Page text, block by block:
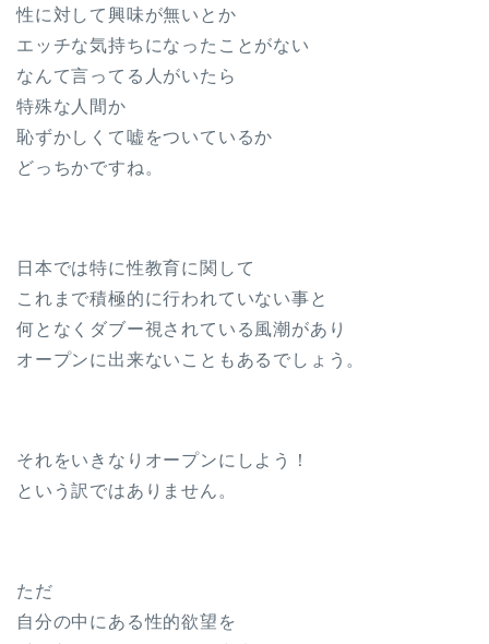
性に対して興味が無いとか
エッチな気持ちになったことがない
なんて言ってる人がいたら
特殊な人間か
恥ずかしくて嘘をついているか
どっちかですね。
日本では特に性教育に関して
これまで積極的に行われていない事と
何となくダブー視されている風潮があり
オープンに出来ないこともあるでしょう。
それをいきなりオープンにしよう！
という訳ではありません。
ただ
自分の中にある性的欲望を